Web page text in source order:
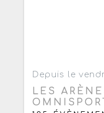
Depuis le
LES